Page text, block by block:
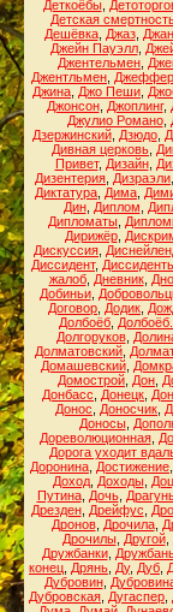
Деткоёбы,
Детская
Дешёвка, Джаз,
Джейн Пауэлл,
Джентельмен
Джентльмен
Джина Джо Пеши
Джонсон, Джоплинг,
Джулио Романо,
Дзержинский, Дзюдо,
Дивная церковь
Привет, Дизайн,
Дизентерия Дизраэли
Диктатура Дима
Дин, Диплом
Дипломаты
Дирижёр,
Дискуссия
Диссидент,
жалоб, Дневник,
Добиньи,
Договор Додик
Долбоёб
Долгоруков,
Долматовский
Домашевский,
Домострой Дон
Донбасс
Донецк
Донос
Доносчик
Доносы,
Дореволюционная,
Дорога уходит
Доронина Достижение
Доход, Доходы,
Путина, Дочь,
Дрезден, Дрейфус
Дронов, Дрочила,
Дрочилы, Другой,
Дружбанки,
конец Дрянь Ду, Дуб
Дубровин,
Дубровская Дугаспер